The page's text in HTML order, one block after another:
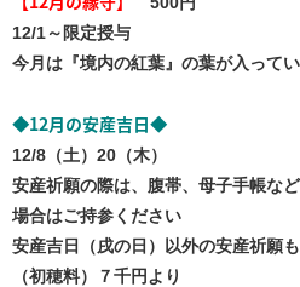
12/1～限定授与
今月は『境内の紅葉』の葉が入ってい
◆12月の安産吉日◆
12/8（土）20（木）
安産祈願の際は、腹帯、母子手帳な
場合はご持参ください
安産吉日（戌の日）以外の安産祈願
（初穂料）７千円より